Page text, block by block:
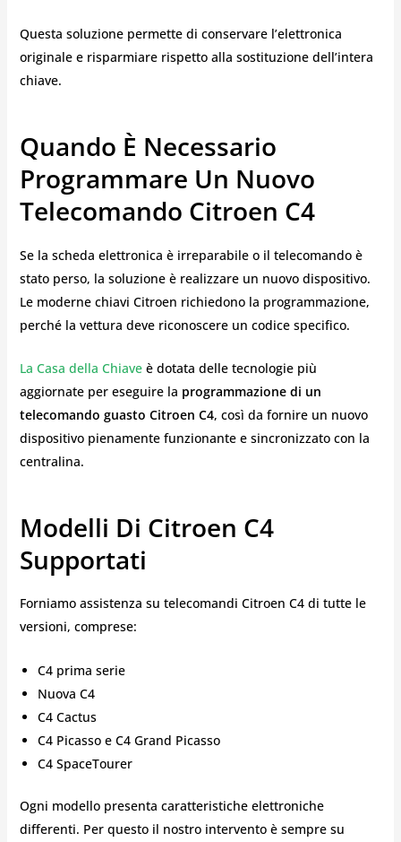
Questa soluzione permette di conservare l’elettronica
originale e risparmiare rispetto alla sostituzione dell’intera
chiave.
Quando È Necessario
Programmare Un Nuovo
Telecomando Citroen C4
Se la scheda elettronica è irreparabile o il telecomando è
stato perso, la soluzione è realizzare un nuovo dispositivo.
Le moderne chiavi Citroen richiedono la programmazione,
perché la vettura deve riconoscere un codice specifico.
La Casa della Chiaveè dotata delle tecnologie più
aggiornate per eseguire la programmazione di un
telecomando guasto Citroen C4, così da fornire un nuovo
dispositivo pienamente funzionante e sincronizzato con la
centralina.
Modelli Di Citroen C4
Supportati
Forniamo assistenza su telecomandi Citroen C4 di tutte le
versioni, comprese:
C4 prima serie
Nuova C4
C4 Cactus
C4 Picasso e C4 Grand Picasso
C4 SpaceTourer
Ogni modello presenta caratteristiche elettroniche
differenti. Per questo il nostro intervento è sempre su